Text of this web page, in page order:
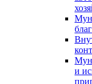
и